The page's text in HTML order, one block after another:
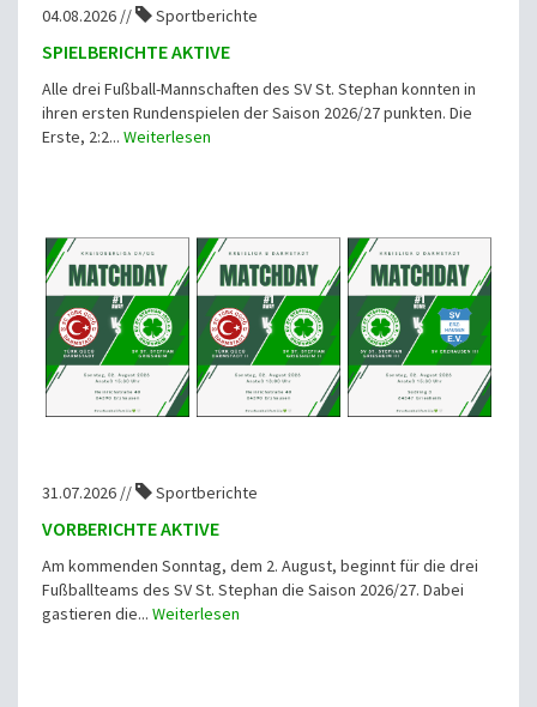
04.08.2026 // Sportberichte
SPIELBERICHTE AKTIVE
Alle drei Fußball-Mannschaften des SV St. Stephan konnten in
ihren ersten Rundenspielen der Saison 2026/27 punkten. Die
Erste, 2:2... Weiterlesen
31.07.2026 // Sportberichte
VORBERICHTE AKTIVE
Am kommenden Sonntag, dem 2. August, beginnt für die drei
Fußballteams des SV St. Stephan die Saison 2026/27. Dabei
gastieren die... Weiterlesen